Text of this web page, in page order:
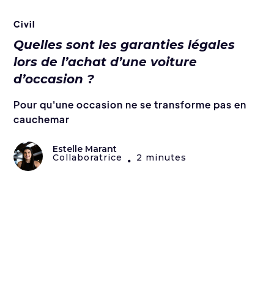
Civil
Quelles sont les garanties légales
lors de l’achat d’une voiture
d’occasion ?
Pour qu'une occasion ne se transforme pas en
cauchemar
Estelle Marant
Collaboratrice • 2 minutes